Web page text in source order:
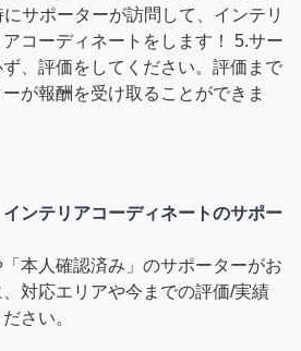
サポーターが訪問して、インテリ
コーディネートをします！ 5.サー
、評価をしてください。評価まで
が報酬を受け取ることができま
ンテリアコーディネートのサポー
「本人確認済み」のサポーターがお
対応エリアや今までの評価/実績
さい。